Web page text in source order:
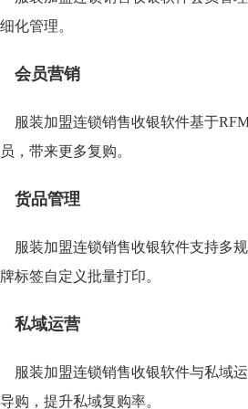
化管理。
会员营销
服装加盟连锁销售收银软件基于
，带来更多复购。
货品管理
服装加盟连锁销售收银软件支持多
标签自定义批量打印。
私域运营
服装加盟连锁销售收银软件与私域
购，提升私域复购率。